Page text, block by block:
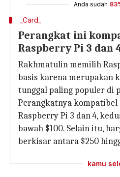
Anda sudah
_Card_
Perangkat ini
Raspberry Pi 3 dan
Rakhmatulin memilih
basis karena merupakan
tunggal paling populer di
Perangkatnya kompatibel
Raspberry Pi 3 dan 4,
bawah $100. Selain itu,
berkisar antara $250
kamu